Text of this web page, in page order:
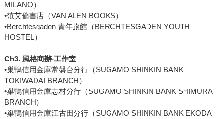
MILANO）
•范艾倫書店（VAN ALEN BOOKS）
•Berchtesgaden 青年旅館（BERCHTESGADEN YOUTH
HOSTEL）
Ch3. 風格商辦‧工作室
•巢鴨信用金庫常盤台分行（SUGAMO SHINKIN BANK
TOKIWADAI BRANCH）
•巢鴨信用金庫志村分行（SUGAMO SHINKIN BANK SHIMURA
BRANCH）
•巢鴨信用金庫江古田分行（SUGAMO SHINKIN BANK EKODA